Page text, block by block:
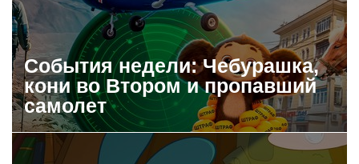
События недели: Чебурашка,
кони во Втором и пропавший
самолет